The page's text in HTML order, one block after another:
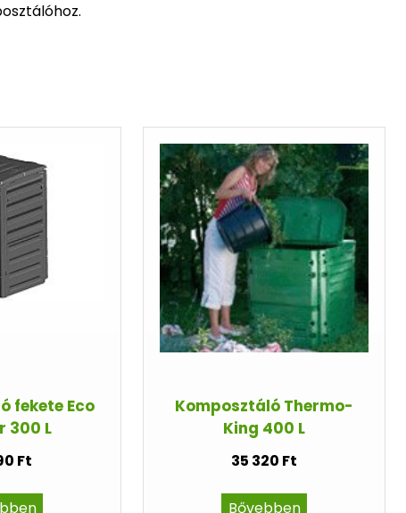
fekete Eco
300 L
Ft
Komposztáló Thermo-
King 400 L
35 320 Ft
Bővebben